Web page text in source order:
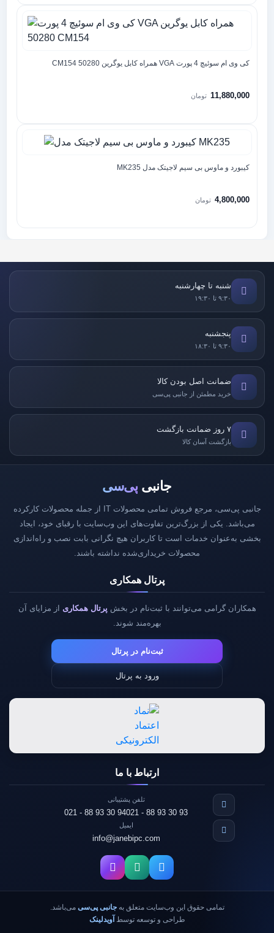
کی وی ام سوئیچ 4 پورت VGA همراه کابل یوگرین 50280 CM154
11,880,000 تومان
کیبورد و ماوس بی سیم لاجیتک مدل MK235
4,800,000 تومان
شنبه تا چهارشنبه
۹:۳۰ تا ۱۹:۳۰
پنجشنبه
۹:۳۰ تا ۱۸:۳۰
ضمانت اصل بودن کالا
خرید مطمئن از جانبی پی‌سی
۷ روز ضمانت بازگشت
بازگشت آسان کالا
جانبی پی‌سی
جانبی پی‌سی، مرجع فروش تمامی محصولات IT از جمله محصولات کارکرده
می‌باشد. یکی از بزرگ‌ترین تفاوت‌های این وب‌سایت با رقبای خود، ایجاد
بخشی به‌عنوان خدمات است تا کاربران هیچ نگرانی بابت نصب و راه‌اندازی
محصولات خریداری‌شده نداشته باشند.
پرتال همکاری
همکاران گرامی می‌توانند با ثبت‌نام در بخش پرتال همکاری از مزایای آن
بهره‌مند شوند.
ثبت‌نام در پرتال
ورود به پرتال
ارتباط با ما
تلفن پشتیبانی
021 - 88 93 30 93
021 - 88 93 30 94
ایمیل
info@janebipc.com
تمامی حقوق این وب‌سایت متعلق بهجانبی پی‌سی می‌باشد.
طراحی و توسعه توسط آویدلینک